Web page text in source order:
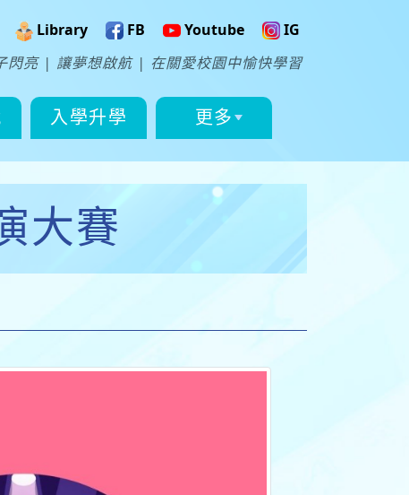
Library FB Youtube
IG
閃亮 | 讓夢想啟航 | 在關愛校園中愉快學習
入學升學 更多
大賽